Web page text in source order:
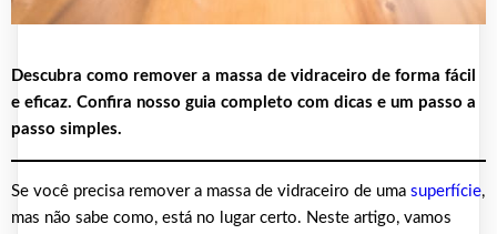
Descubra como remover a massa de vidraceiro de forma fácil
e eficaz. Confira nosso guia completo com dicas e um passo a
passo simples.
Se você precisa remover a massa de vidraceiro de uma superfície,
mas não sabe como, está no lugar certo. Neste artigo, vamos